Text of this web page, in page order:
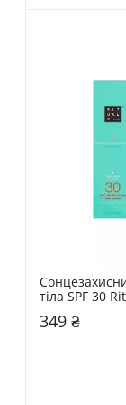
тіла SPF 30
349 ₴